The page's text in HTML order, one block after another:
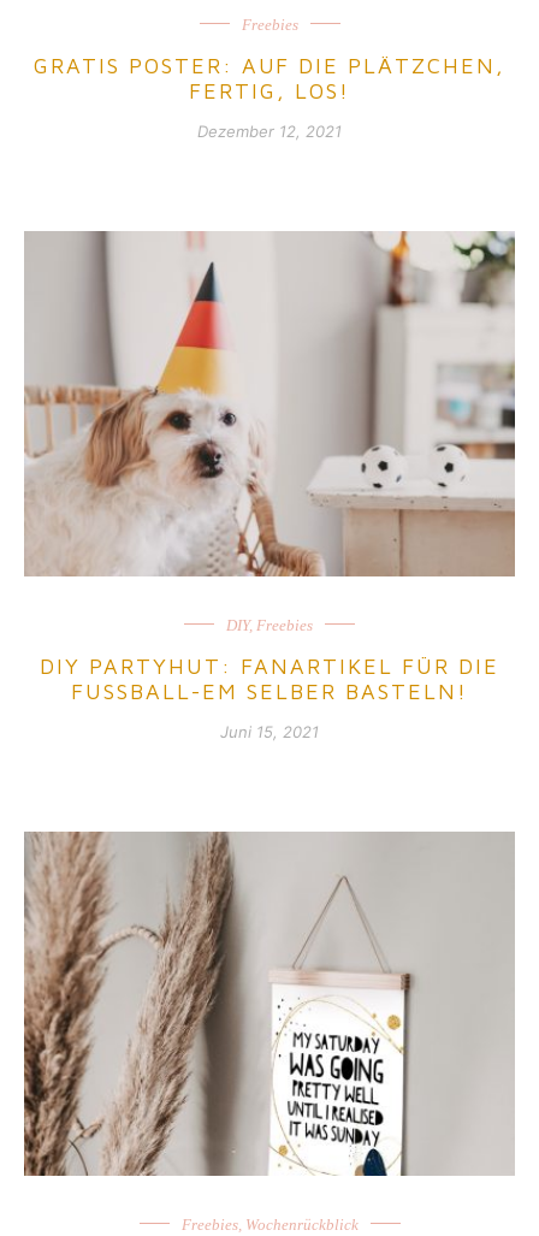
Freebies
GRATIS POSTER: AUF DIE PLÄTZCHEN,
FERTIG, LOS!
Dezember 12, 2021
DIY, Freebies
DIY PARTYHUT: FANARTIKEL FÜR DIE
FUSSBALL-EM SELBER BASTELN!
Juni 15, 2021
Freebies, Wochenrückblick